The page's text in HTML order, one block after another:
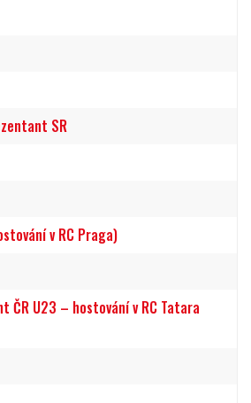
SR
v RC Praga)
ČR U23 – hostování v RC Tatara